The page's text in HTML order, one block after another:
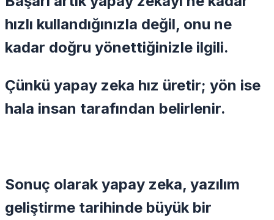
hızlı kullandığınızla değil, onu ne
kadar doğru yönettiğinizle ilgili.
Çünkü yapay zeka hız üretir; yön ise
hala insan tarafından belirlenir.
Sonuç olarak yapay zeka, yazılım
geliştirme tarihinde büyük bir